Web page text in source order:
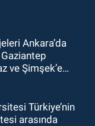
Ankara’da
Gaziantep
ve Şimşek’e
Türkiye’nin
arasında